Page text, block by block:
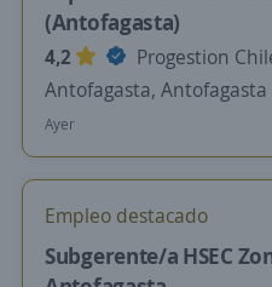
(Antofagasta)
4,2
Progestion
Antofagasta, Antofagasta
Ayer
Empleo destacado
Subgerente/a HSEC